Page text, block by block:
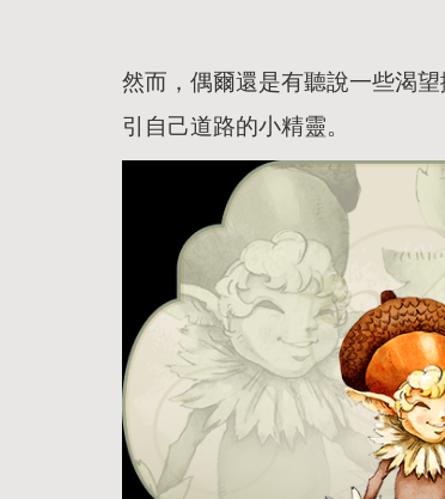
然而，偶爾還是有聽說一些渴
引自己道路的小精靈。